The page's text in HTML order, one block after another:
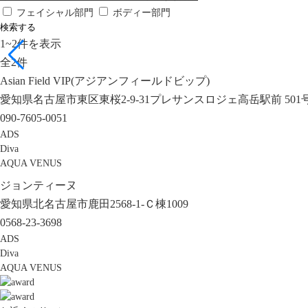
フェイシャル部門
ボディー部門
検索する
1~2件を表示
全2件
Asian Field VIP(アジアンフィールドビップ)
愛知県名古屋市東区東桜2-9-31プレサンスロジェ高岳駅前 501
090-7605-0051
ADS
Diva
AQUA VENUS
ジョンティーヌ
愛知県北名古屋市鹿田2568-1-Ｃ棟1009
0568-23-3698
ADS
Diva
AQUA VENUS